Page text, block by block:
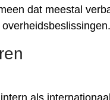
dat meestal
als